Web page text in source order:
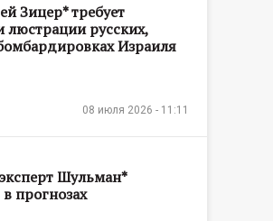
Зицер* требует
люстрации русских,
Израиля
08 июля 2026 - 11:11
Шульман*
в прогнозах